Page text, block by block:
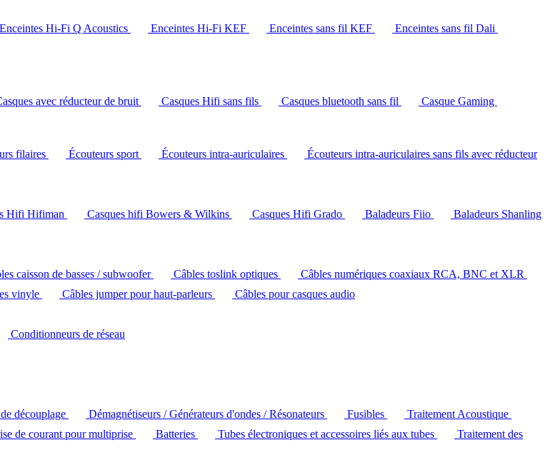
Enceintes Hi-Fi Q Acoustics Enceintes Hi-Fi KEF Enceintes sans fil KEF
Enceintes sans fil Dali
avec réducteur de bruit Casques Hifi sans fils Casques bluetooth sans fil
Casque Gaming
filaires Écouteurs sport Écouteurs intra-auriculaires
Écouteurs intra-auriculaires sans fils avec réducteur
Hifi Hifiman Casques hifi Bowers & Wilkins Casques Hifi Grado Baladeurs Fiio
Baladeurs Shanling
caisson de basses / subwoofer Câbles toslink optiques
Câbles numériques coaxiaux RCA, BNC et XLR
vinyle Câbles jumper pour haut-parleurs
Câbles pour casques audio
Conditionneurs de réseau
découplage Démagnétiseurs / Générateurs d'ondes / Résonateurs Fusibles
Traitement Acoustique
de courant pour multiprise Batteries Tubes électroniques et accessoires liés aux tubes
Traitement des